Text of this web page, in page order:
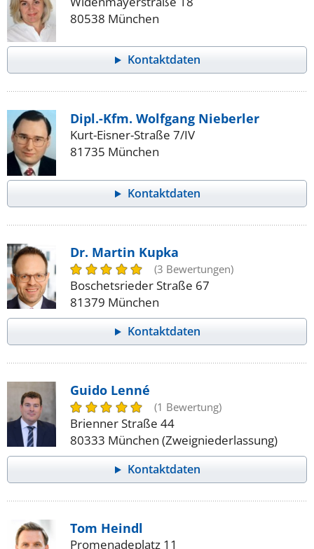
80538 München
Kontaktdaten
Dipl.-Kfm. Wolfgang Nieberler
Kurt-Eisner-Straße 7/IV
81735 München
Kontaktdaten
Dr. Martin Kupka
(3 Bewertungen)
Boschetsrieder Straße 67
81379 München
Kontaktdaten
Guido Lenné
(1 Bewertung)
Brienner Straße 44
80333 München (Zweigniederlassung)
Kontaktdaten
Tom Heindl
Promenadeplatz 11